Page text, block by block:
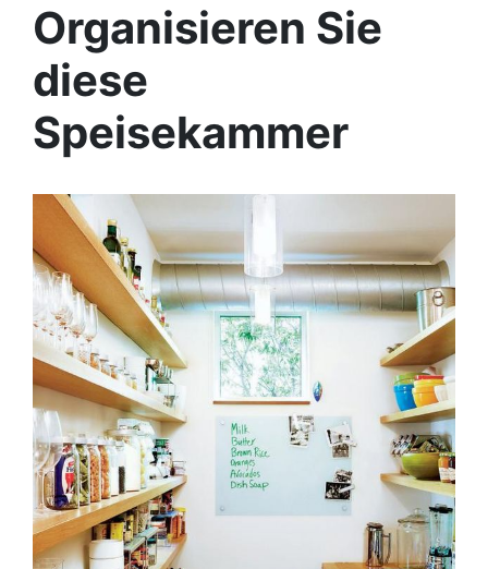
Organisieren Sie
diese
Speisekammer